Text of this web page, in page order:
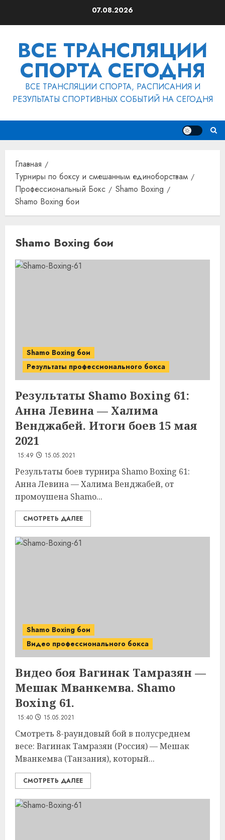
07.08.2026
ВСЕ ТРАНСЛЯЦИИ
СПОРТА СЕГОДНЯ
ВСЕ ТРАНСЛЯЦИИ СПОРТА, РАСПИСАНИЯ И
РЕЗУЛЬТАТЫ СПОРТИВНЫХ СОБЫТИЙ НА СЕГОДНЯ
Главная
Турниры по боксу и смешанным единоборствам
Профессиональный Бокс
Shamo Boxing
Shamo Boxing бои
Shamo Boxing бои
Shamo Boxing бои
Результаты профессионального бокса
Результаты Shamo Boxing 61:
Анна Левина — Халима
Венджабей. Итоги боев 15 мая
2021
15:49 15.05.2021
Результаты боев турнира Shamo Boxing 61:
Анна Левина — Халима Венджабей, от
промоушена Shamo...
СМОТРЕТЬ ДАЛЕЕ
Shamo Boxing бои
Видео профессионального бокса
Видео боя Вагинак Тамразян —
Мешак Мванкемва. Shamo
Boxing 61.
15:40 15.05.2021
Смотреть 8-раундовый бой в полусреднем
весе: Вагинак Тамразян (Россия) — Мешак
Мванкемва (Танзания), который...
СМОТРЕТЬ ДАЛЕЕ